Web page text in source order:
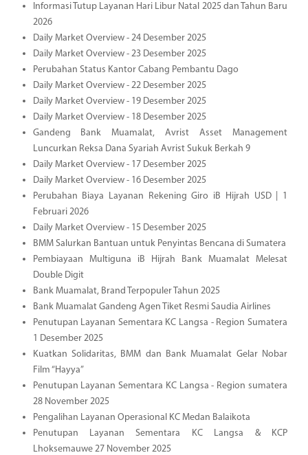
Informasi Tutup Layanan Hari Libur Natal 2025 dan Tahun Baru
2026
Daily Market Overview - 24 Desember 2025
Daily Market Overview - 23 Desember 2025
Perubahan Status Kantor Cabang Pembantu Dago
Daily Market Overview - 22 Desember 2025
Daily Market Overview - 19 Desember 2025
Daily Market Overview - 18 Desember 2025
Gandeng Bank Muamalat, Avrist Asset Management
Luncurkan Reksa Dana Syariah Avrist Sukuk Berkah 9
Daily Market Overview - 17 Desember 2025
Daily Market Overview - 16 Desember 2025
Perubahan Biaya Layanan Rekening Giro iB Hijrah USD | 1
Februari 2026
Daily Market Overview - 15 Desember 2025
BMM Salurkan Bantuan untuk Penyintas Bencana di Sumatera
Pembiayaan Multiguna iB Hijrah Bank Muamalat Melesat
Double Digit
Bank Muamalat, Brand Terpopuler Tahun 2025
Bank Muamalat Gandeng Agen Tiket Resmi Saudia Airlines
Penutupan Layanan Sementara KC Langsa - Region Sumatera
1 Desember 2025
Kuatkan Solidaritas, BMM dan Bank Muamalat Gelar Nobar
Film “Hayya”
Penutupan Layanan Sementara KC Langsa - Region sumatera
28 November 2025
Pengalihan Layanan Operasional KC Medan Balaikota
Penutupan Layanan Sementara KC Langsa & KCP
Lhoksemauwe 27 November 2025